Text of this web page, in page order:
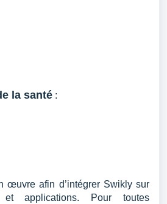
la santé :
œuvre afin d’intégrer Swikly sur
et applications. Pour toutes